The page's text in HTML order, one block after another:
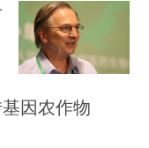
因农作物